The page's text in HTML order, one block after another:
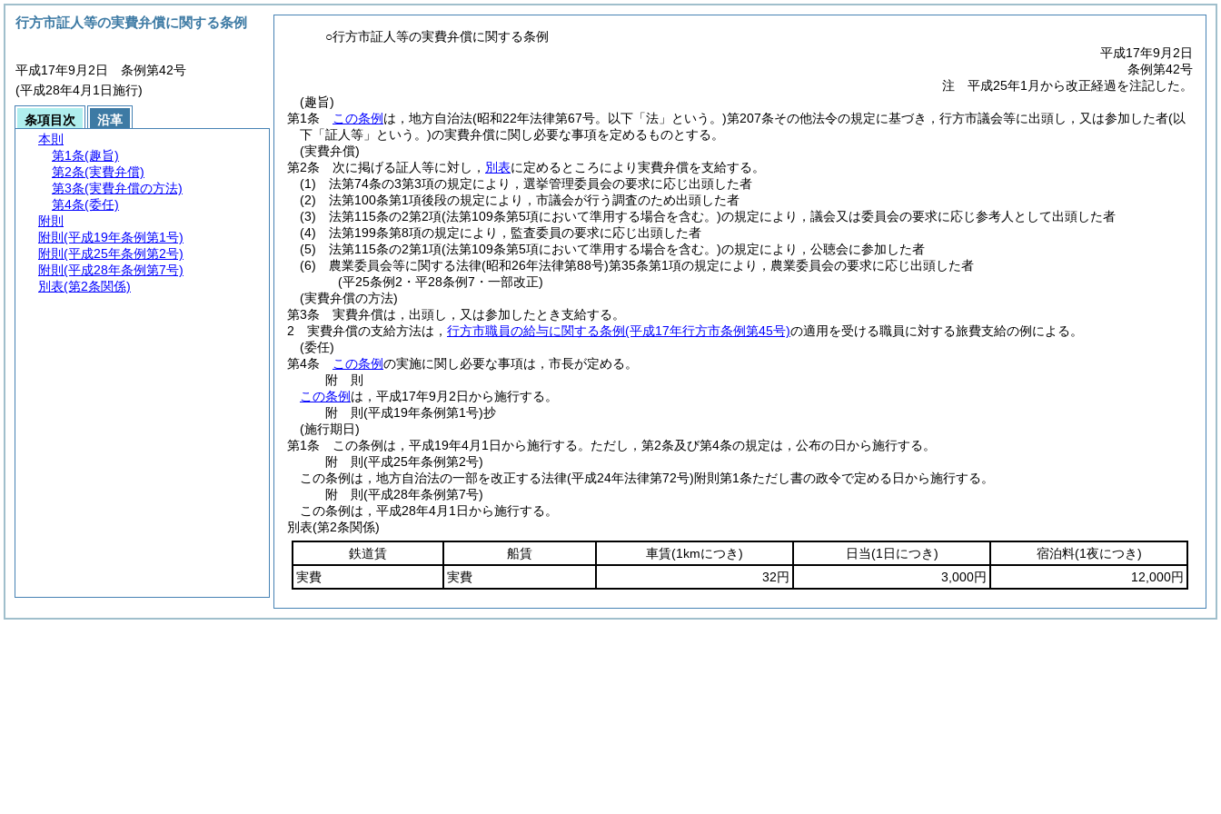
○行方市証人等の実費弁償に関する条例
平成17年9月2日
条例第42号
注 平成25年1月から改正経過を注記した。
(趣旨)
第1条
この条例 は，地方自治法(昭和22年法律第67号。以下「法」という。)第207条その他法令の規定に基づき，行方市議会等に出頭し，又は参加した者(以
下「証人等」という。)の実費弁償に関し必要な事項を定めるものとする。
(実費弁償)
第2条
次に掲げる証人等に対し， 別表に定めるところにより実費弁償を支給する。
(1)
法第74条の3第3項の規定により，選挙管理委員会の要求に応じ出頭した者
(2)
法第100条第1項後段の規定により，市議会が行う調査のため出頭した者
(3)
法第115条の2第2項(法第109条第5項において準用する場合を含む。)の規定により，議会又は委員会の要求に応じ参考人として出頭した者
(4)
法第199条第8項の規定により，監査委員の要求に応じ出頭した者
(5)
法第115条の2第1項(法第109条第5項において準用する場合を含む。)の規定により，公聴会に参加した者
(6)
農業委員会等に関する法律(昭和26年法律第88号)第35条第1項の規定により，農業委員会の要求に応じ出頭した者
(平25条例2・平28条例7・一部改正)
(実費弁償の方法)
第3条
実費弁償は，出頭し，又は参加したとき支給する。
2
実費弁償の支給方法は， 行方市職員の給与に関する条例(平成17年行方市条例第45号)の適用を受ける職員に対する旅費支給の例による。
(委任)
第4条
この条例の実施に関し必要な事項は，市長が定める。
附 則
この条例 は，平成17年9月2日から施行する。
附 則(平成19年条例第1号)抄
(施行期日)
第1条
この条例は，平成19年4月1日から施行する。 ただし，第2条及び第4条の規定は，公布の日から施行する。
附 則(平成25年条例第2号)
この条例は，地方自治法の一部を改正する法律(平成24年法律第72号)附則第1条ただし書の政令で定める日から施行する。
附 則(平成28年条例第7号)
この条例は，平成28年4月1日から施行する。
別表(第2条関係)
鉄道賃
船賃 車賃(1kmにつき) 日当(1日につき) 宿泊料(1夜につき)
実費
実費 32円 3,000円 12,000円
行方市証人等の実費弁償に関する条例
平成17年9月2日 条例第42号
(平成28年4月1日施行)
条項目次
沿革
本則
第1条(趣旨)
第2条(実費弁償)
第3条(実費弁償の方法)
第4条(委任)
附則
附則 (平成19年条例第1号)
附則 (平成25年条例第2号)
附則 (平成28年条例第7号)
別表(第2条関係)